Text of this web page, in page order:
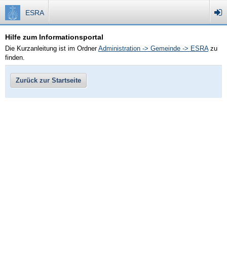
ESRA
Hilfe zum Informationsportal
Die Kurzanleitung ist im OrdnerAdministration -> Gemeinde -> ESRAzu
finden.
Zurück zur Startseite